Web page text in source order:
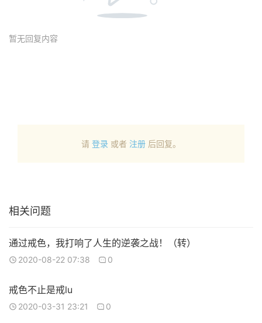
暂无回复内容
请 登录 或者 注册 后回复。
相关问题
通过戒色，我打响了人生的逆袭之战！（转）
2020-08-22 07:38 0
戒色不止是戒lu
2020-03-31 23:21 0